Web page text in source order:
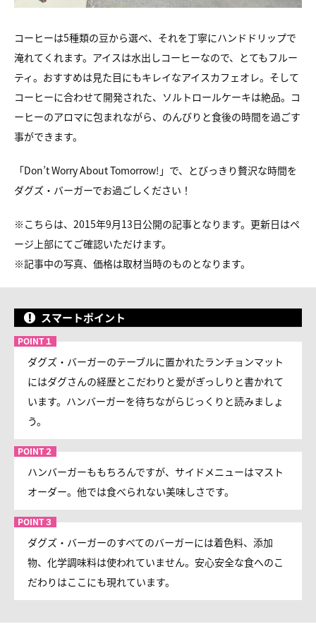
コーヒーは5種類の豆から選べ、 それを丁寧にハンドドリップで
淹れてくれます。 アイスは水出しコーヒーなので、とてもフルー
ティ。 おすすめは見た目にもキレイなアイスカフェオレ。 そして
コーヒーに合わせて開発された、ソルトロールケーキは絶品。 コ
ーヒーのアロマに包まれながら、 のんびりと食後の時間を過ごす
事ができます。
「Don’t Worry About Tomorrow!」で、 とびっきり贅沢な時間を
ダグズ・バーガーでお過ごしください！
※こちらは、2015年9月13日公開の記事となります。更新日はペ
ージ上部にてご確認いただけます。
※記事中の写真、価格は取材当時のものとなります。
スマートポイント
ダグズ・バーガーのテーブルに置かれたランチョンマット
にはダグさんの経歴とこだわりと愛がぎっしりと書かれて
います。ハンバーガーを待ちながらじっくりと読みましょ
う。
ハンバーガーももちろんですが、サイドメニューはマスト
オーダー。他では食べられない美味しさです。
ダグズ・バーガーのすべてのバーガーには着色料、添加
物、化学調味料は使われていません。安心安全な食へのこ
だわりはここにも現れています。